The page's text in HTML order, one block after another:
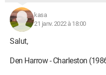
kasa
21 janv. 2022 à 18:00
Salut,
Den Harrow - Charleston